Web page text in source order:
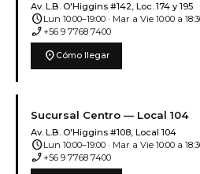
Av. L.B. O'Higgins #142, Loc. 174 y 195
scheduleLun 10:00–19:00 · Mar a Vie 10:00 a
phone_enabled +56 9 7768 7400
location_on Cómo llegar
Sucursal Centro — Local 104
Av. L.B. O'Higgins #108, Local 104
scheduleLun 10:00–19:00 · Mar a Vie 10:00 a
phone_enabled +56 9 7768 7400